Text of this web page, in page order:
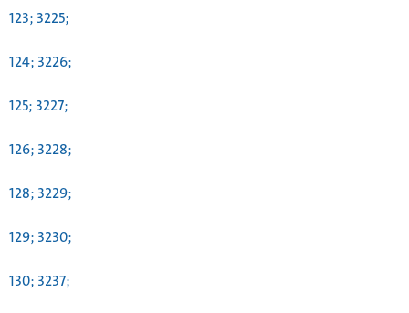
123; 3225;
124; 3226;
125; 3227;
126; 3228;
128; 3229;
129; 3230;
130; 3237;